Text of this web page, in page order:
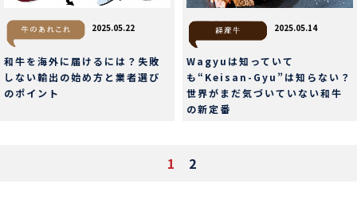
2025.05.22
和牛を海外に届けるには？失敗
しない輸出の始め方と業者選び
のポイント
2025.05.14
Wagyuは知っていて
も“Keisan-Gyu”は知らない？
世界がまだ気づいていない和牛
の新定番
1 2